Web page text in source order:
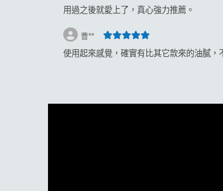
用過之後就愛上了，真心強力推薦。
曹**
使用起來感覺，確實有比其它款來的油膩，